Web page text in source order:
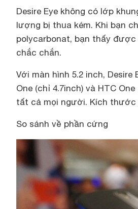
Desire Eye không có lớp
lượng bị thua kém. Khi bạn
polycarbonat, bạn thấy
chắc chắn.
Với màn hình 5.2 inch,
One (chỉ 4.7inch) và HTC
tất cả mọi người. Kích thước
So sánh về phần cứng